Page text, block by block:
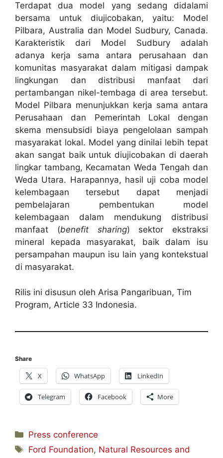
Terdapat dua model yang sedang didalami
bersama untuk diujicobakan, yaitu: Model
Pilbara, Australia dan Model Sudbury, Canada.
Karakteristik dari Model Sudbury adalah
adanya kerja sama antara perusahaan dan
komunitas masyarakat dalam mitigasi dampak
lingkungan dan distribusi manfaat dari
pertambangan nikel-tembaga di area tersebut.
Model Pilbara menunjukkan kerja sama antara
Perusahaan dan Pemerintah Lokal dengan
skema mensubsidi biaya pengelolaan sampah
masyarakat lokal. Model yang dinilai lebih tepat
akan sangat baik untuk diujicobakan di daerah
lingkar tambang, Kecamatan Weda Tengah dan
Weda Utara. Harapannya, hasil uji coba model
kelembagaan tersebut dapat menjadi
pembelajaran pembentukan model
kelembagaan dalam mendukung distribusi
manfaat (benefit sharing) sektor ekstraksi
mineral kepada masyarakat, baik dalam isu
persampahan maupun isu lain yang kontekstual
di masyarakat.
Rilis ini disusun oleh Arisa Pangaribuan, Tim
Program, Article 33 Indonesia.
Share
X WhatsApp LinkedIn
Telegram Facebook More
Categories
Press conference
Tags
Ford Foundation, Natural Resources and